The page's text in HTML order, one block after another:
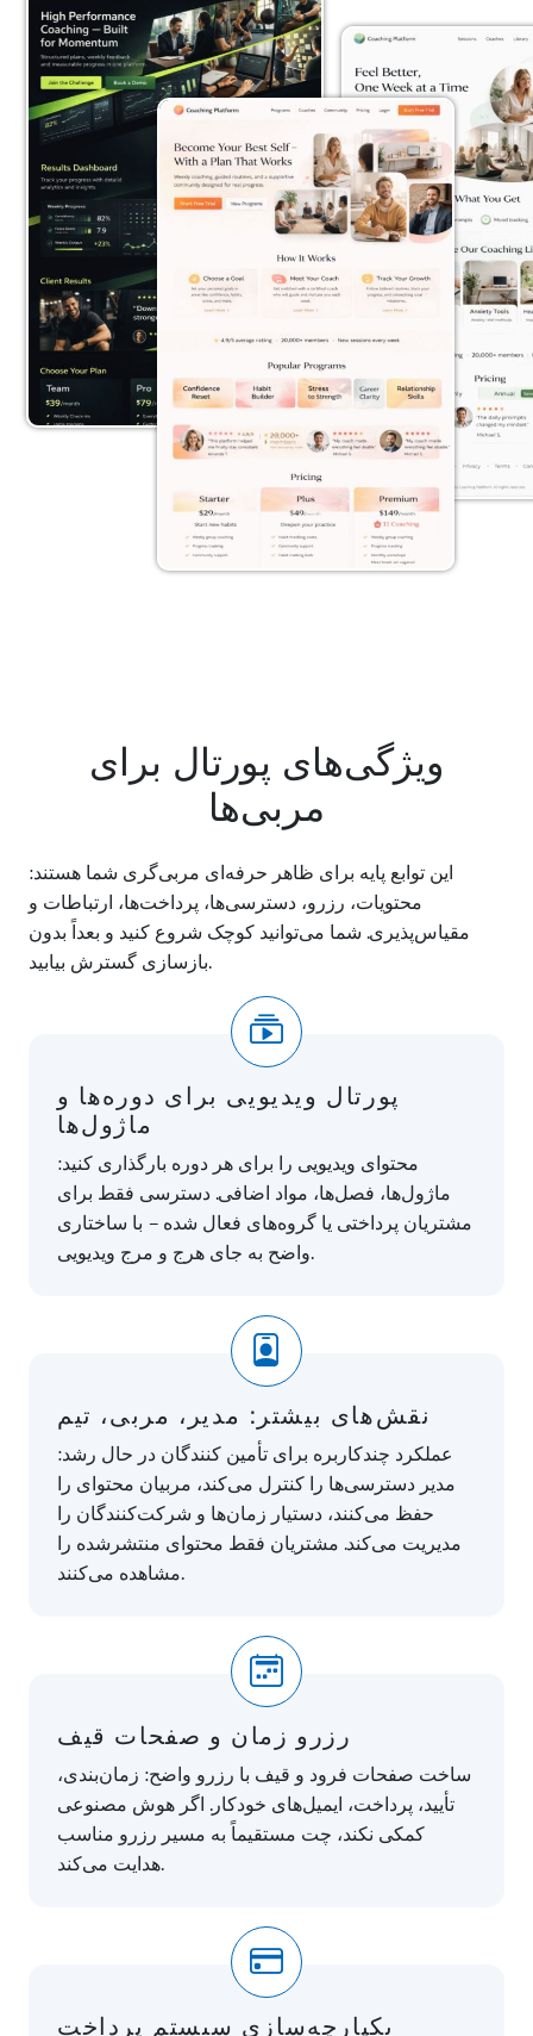
ویژگی‌های پورتال برای
مربی‌ها
این توابع پایه برای ظاهر حرفه‌ای مربی‌گری شما هستند:
محتویات، رزرو، دسترسی‌ها، پرداخت‌ها، ارتباطات و
مقیاس‌پذیری. شما می‌توانید کوچک شروع کنید و بعداً بدون
بازسازی گسترش بیابید.
پورتال ویدیویی برای دوره‌ها و
ماژول‌ها
محتوای ویدیویی را برای هر دوره بارگذاری کنید:
ماژول‌ها، فصل‌ها، مواد اضافی. دسترسی فقط برای
مشتریان پرداختی یا گروه‌های فعال شده – با ساختاری
واضح به جای هرج و مرج ویدیویی.
نقش‌های بیشتر: مدیر، مربی، تیم
عملکرد چندکاربره برای تأمین کنندگان در حال رشد:
مدیر دسترسی‌ها را کنترل می‌کند، مربیان محتوای را
حفظ می‌کنند، دستیار زمان‌ها و شرکت‌کنندگان را
مدیریت می‌کند. مشتریان فقط محتوای منتشرشده را
مشاهده می‌کنند.
رزرو زمان و صفحات قیف
ساخت صفحات فرود و قیف با رزرو واضح: زمان‌بندی،
تأیید، پرداخت، ایمیل‌های خودکار. اگر هوش مصنوعی
کمکی نکند، چت مستقیماً به مسیر رزرو مناسب
هدایت می‌کند.
یکپارچه‌سازی سیستم پرداخت